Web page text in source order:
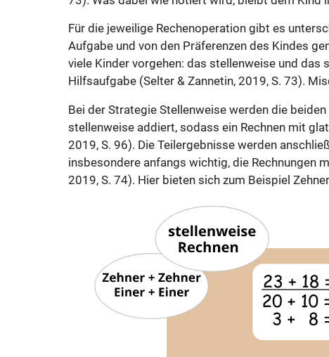
Für die jeweilige Rechenoperation gibt es
Aufgabe und von den Präferenzen des Kindes
viele Kinder vorgehen: das stellenweise und
Hilfsaufgabe (Selter & Zannetin, 2019, S. 73).
Bei der Strategie Stellenweise werden die
stellenweise addiert, sodass ein Rechnen mit
2019, S. 96). Die Teilergebnisse werden
insbesondere anfangs wichtig, die Rechnungen
2019, S. 74). Hier bieten sich zum Beispiel